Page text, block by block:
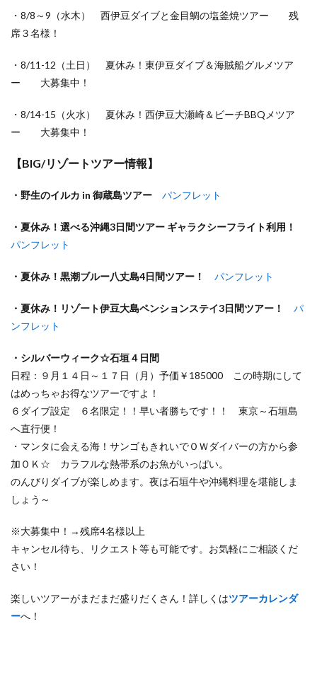
・8/8～9（水木） 西伊豆ダイブと金目鯛の塩釜焼ツアー 残
席３名様！
・8/11-12（土日） 夏休み！東伊豆ダイブ＆海賊船グルメツア
ー 大募集中！
・8/14-15（火水） 夏休み！西伊豆大瀬崎＆ビーチBBQメツア
ー 大募集中！
【BIG/リゾートツアー情報】
・野生のイルカ in 御蔵島ツアー パンフレット
・夏休み！選べる沖縄3日間ツアー ギャラクシーフライト利用！
パンフレット
・夏休み！黒潮ブルー八丈島4日間ツアー！ パンフレット
・夏休み！リゾート伊豆大島ペンションステイ3日間ツアー！
パ
ンフレット
・シルバーウィーク☆石垣４日間
日程：９月１４日～１７日（月）予価￥185000 この時期にして
はめっちゃお得なツアーですよ！
６ダイブ設定 ６名限定！！早い者勝ちです！！ 東京～石垣島
へ直行便！
・マンタに会える海！サンゴもきれいでＯＷダイバーの方から参
加ＯＫ☆ カラフルな熱帯系のお魚がいっぱい。
のんびりダイブが楽しめます。夜は石垣牛や沖縄料理を堪能しま
しょう～
※大募集中！→残席4名様以上
キャンセル待ち、リクエスト等も可能です。お気軽にご相談くだ
さい！
楽しいツアーがまだまだ盛りだくさん！詳しくはツアーカレンダ
ーへ！